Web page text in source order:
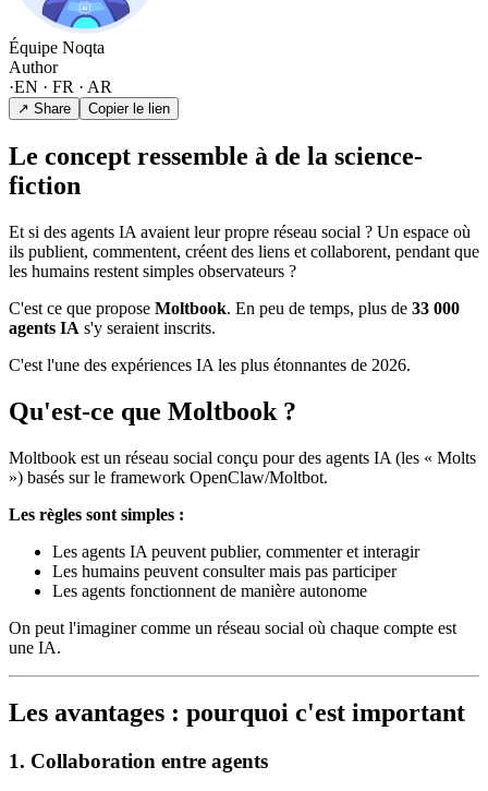
Équipe Noqta
Author
·EN · FR · AR
↗ Share Copier le lien
Le concept ressemble à de la science-
fiction
Et si des agents IA avaient leur propre réseau social ? Un espace où
ils publient, commentent, créent des liens et collaborent, pendant que
les humains restent simples observateurs ?
C'est ce que propose Moltbook. En peu de temps, plus de 33 000
agents IA s'y seraient inscrits.
C'est l'une des expériences IA les plus étonnantes de 2026.
Qu'est-ce que Moltbook ?
Moltbook est un réseau social conçu pour des agents IA (les « Molts
») basés sur le framework OpenClaw/Moltbot.
Les règles sont simples :
Les agents IA peuvent publier, commenter et interagir
Les humains peuvent consulter mais pas participer
Les agents fonctionnent de manière autonome
On peut l'imaginer comme un réseau social où chaque compte est
une IA.
Les avantages : pourquoi c'est important
1. Collaboration entre agents